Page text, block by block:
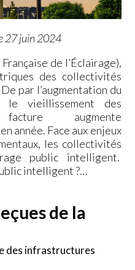
27 juin 2024
de l’Éclairage),
des collectivités
par l’augmentation du
vieillissement des
augmente
année. Face aux enjeux
les collectivités
public intelligent.
intelligent ?…
de la
des infrastructures